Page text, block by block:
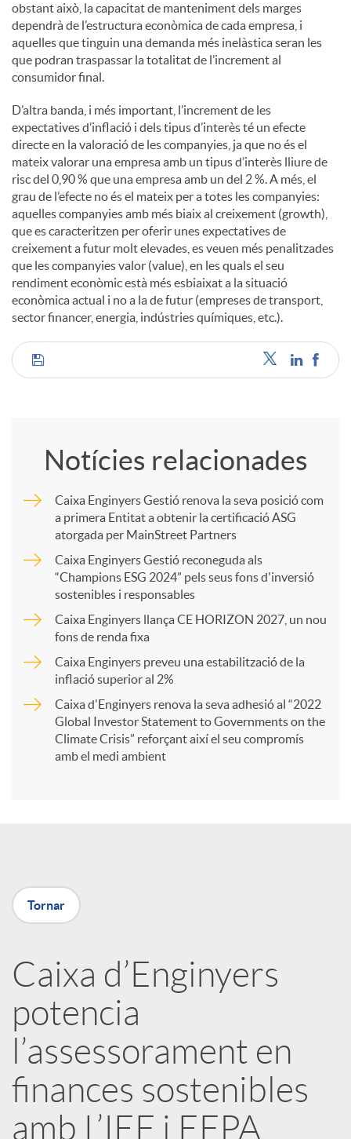
obstant això, la capacitat de manteniment dels marges
dependrà de l’estructura econòmica de cada empresa, i
aquelles que tinguin una demanda més inelàstica seran les
que podran traspassar la totalitat de l’increment al
consumidor final.
D’altra banda, i més important, l’increment de les
expectatives d’inflació i dels tipus d’interès té un efecte
directe en la valoració de les companyies, ja que no és el
mateix valorar una empresa amb un tipus d’interès lliure de
risc del 0,90 % que una empresa amb un del 2 %. A més, el
grau de l’efecte no és el mateix per a totes les companyies:
aquelles companyies amb més biaix al creixement (growth),
que es caracteritzen per oferir unes expectatives de
creixement a futur molt elevades, es veuen més penalitzades
que les companyies valor (value), en les quals el seu
rendiment econòmic està més esbiaixat a la situació
econòmica actual i no a la de futur (empreses de transport,
sector financer, energia, indústries químiques, etc.).
C
m
r
X
a
r
x
e
Notícies relacionades
Caixa Enginyers Gestió renova la seva posició com
a primera Entitat a obtenir la certificació ASG
atorgada per MainStreet Partners
Caixa Enginyers Gestió reconeguda als
“Champions ESG 2024” pels seus fons d'inversió
sostenibles i responsables
Caixa Enginyers llança CE HORIZON 2027, un nou
fons de renda fixa
Caixa Enginyers preveu una estabilització de la
inflació superior al 2%
Caixa d'Enginyers renova la seva adhesió al “2022
Global Investor Statement to Governments on the
Climate Crisis” reforçant així el seu compromís
amb el medi ambient
Tornar
Caixa d’Enginyers
potencia
l’assessorament en
finances sostenibles
amb L’IEF i EFPA